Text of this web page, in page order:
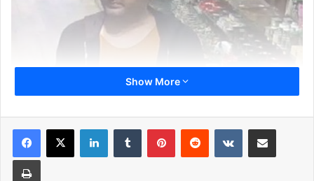
Show More